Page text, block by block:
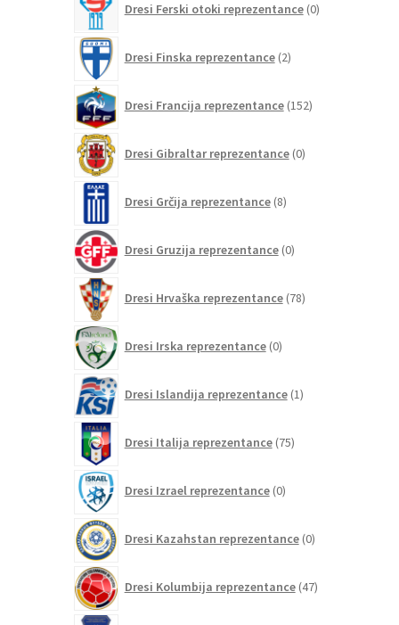
Dresi Ferski otoki reprezentance 0izdelkov
Dresi Finska reprezentance 2izdelka
Dresi Francija reprezentance 152izdelkov
Dresi Gibraltar reprezentance 0izdelkov
Dresi Grčija reprezentance 8izdelkov
Dresi Gruzija reprezentance 0izdelkov
Dresi Hrvaška reprezentance 78izdelkov
Dresi Irska reprezentance 0izdelkov
Dresi Islandija reprezentance 1izdelek
Dresi Italija reprezentance 75izdelkov
Dresi Izrael reprezentance 0izdelkov
Dresi Kazahstan reprezentance 0izdelkov
Dresi Kolumbija reprezentance 47izdelkov